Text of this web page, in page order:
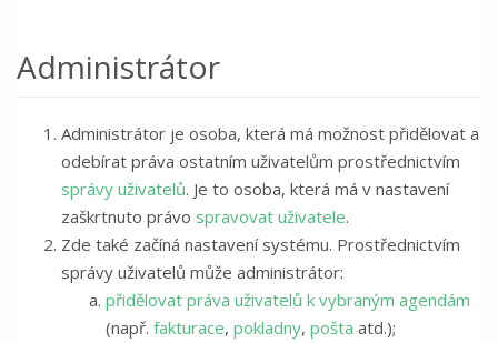
Administrátor
Administrátor je osoba, která má možnost přidělovat a
odebírat práva ostatním uživatelům prostřednictvím
správy uživatelů. Je to osoba, která má v nastavení
zaškrtnuto právo spravovat uživatele.
Zde také začíná nastavení systému. Prostřednictvím
správy uživatelů může administrátor:
přidělovat práva uživatelů k vybraným agendám
(např. fakturace, pokladny, pošta atd.);